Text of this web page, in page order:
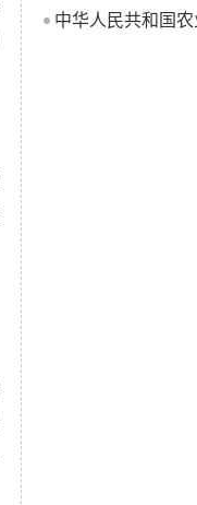
中华人民共和国